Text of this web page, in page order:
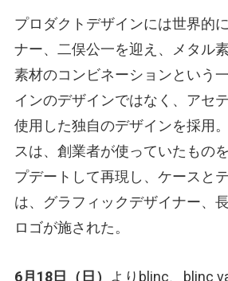
プロダクトデザインには世界的
ナー、二俣公一を迎え、メタル
素材のコンビネーションという
インのデザインではなく、アセ
使用した独自のデザインを採用
スは、創業者が使っていたもの
プデートして再現し、ケースと
は、グラフィックデザイナー、
ロゴが施された。
6月18日（日） よりblinc、blinc